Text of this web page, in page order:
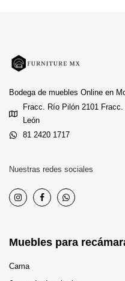
Bodega de muebles Online en
Fracc. Río Pilón 2101
León
81 2420 1717
Nuestras redes sociales
Muebles para
Cama